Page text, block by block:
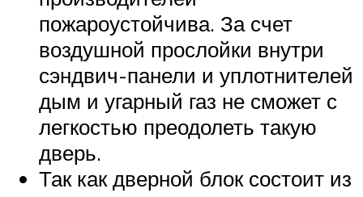
пожароустойчива. За счет
воздушной прослойки внутри
сэндвич-панели и уплотнителей
дым и угарный газ не сможет с
легкостью преодолеть такую
дверь.
Так как дверной блок состоит из